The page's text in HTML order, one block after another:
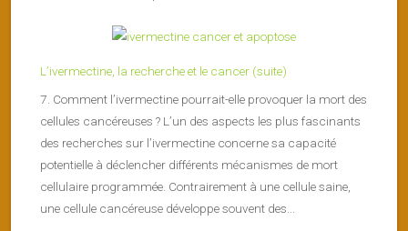
L’ivermectine, la recherche et le cancer (suite)
7. Comment l’ivermectine pourrait-elle provoquer la mort des
cellules cancéreuses ? L’un des aspects les plus fascinants
des recherches sur l’ivermectine concerne sa capacité
potentielle à déclencher différents mécanismes de mort
cellulaire programmée. Contrairement à une cellule saine,
une cellule cancéreuse développe souvent des...